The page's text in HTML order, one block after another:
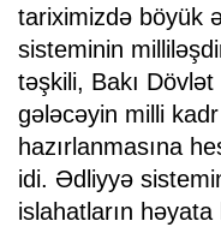
tariximizdə böyük
sisteminin
təşkili, Bakı Dövlət
gələcəyin milli kadr
hazırlanmasına
idi. Ədliyyə
islahatların